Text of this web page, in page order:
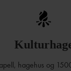
hagehus og